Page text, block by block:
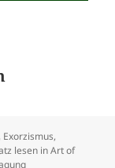
Exorzismus,
lesen in Art of